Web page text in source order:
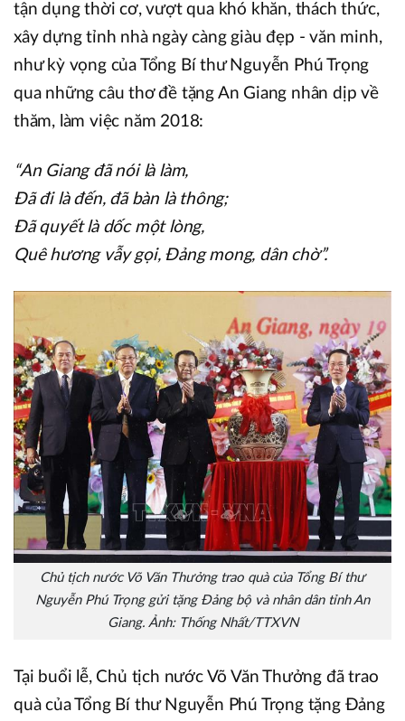
tận dụng thời cơ, vượt qua khó khăn, thách thức,
xây dựng tỉnh nhà ngày càng giàu đẹp - văn minh,
như kỳ vọng của Tổng Bí thư Nguyễn Phú Trọng
qua những câu thơ đề tặng An Giang nhân dịp về
thăm, làm việc năm 2018:
“An Giang đã nói là làm,
Đã đi là đến, đã bàn là thông;
Đã quyết là dốc một lòng,
Quê hương vẫy gọi, Đảng mong, dân chờ”.
Chủ tịch nước Võ Văn Thưởng trao quà của Tổng Bí thư
Nguyễn Phú Trọng gửi tặng Đảng bộ và nhân dân tỉnh An
Giang. Ảnh: Thống Nhất/TTXVN
Tại buổi lễ, Chủ tịch nước Võ Văn Thưởng đã trao
quà của Tổng Bí thư Nguyễn Phú Trọng tặng Đảng